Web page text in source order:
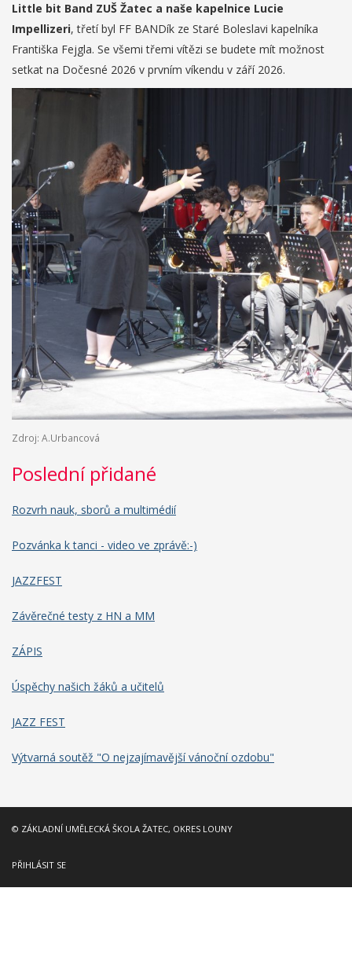
Little bit Band ZUŠ Žatec a naše kapelnice Lucie
Impellizeri, třetí byl FF BANDík ze Staré Boleslavi kapelníka
Františka Fejgla. Se všemi třemi vítězi se budete mít možnost
setkat na Dočesné 2026 v prvním víkendu v září 2026.
Zdroj: A.Urbancová
Poslední přidané
Rozvrh nauk, sborů a multimédií
Pozvánka k tanci - video ve zprávě:-)
JAZZFEST
Závěrečné testy z HN a MM
ZÁPIS
Úspěchy našich žáků a učitelů
JAZZ FEST
Výtvarná soutěž "O nejzajímavější vánoční ozdobu"
© ZÁKLADNÍ UMĚLECKÁ ŠKOLA ŽATEC, OKRES LOUNY
PŘIHLÁSIT SE